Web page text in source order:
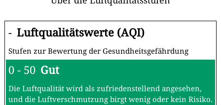
- Luftqualitätswerte (AQI)
Stufen zur Bewertung der Gesundheitsgefährdung
0 - 50 Gut
Die Luftqualität wird als zufriedenstellend angesehen,
und die Luftverschmutzung birgt wenig oder kein Risiko.